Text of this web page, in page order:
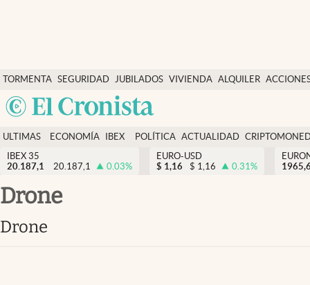
TORMENTA SEGURIDAD
SOCIAL
JUBILADOS VIVIENDA ALQUILER
USA
Economía y finanzas
Política
Actualidad
Criptomonedas
España
ULTIMAS
NOTICIAS
ECONOMÍA
FINANZAS
IBEX
EURO
POLÍTICA ACTUALIDAD
IBEX 35
20.187,1
20.187,1 0.03%
EURO-USD
$ 1,16 $ 1,16 0.31%
drone
drone